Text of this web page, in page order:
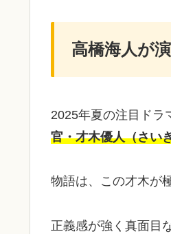
高橋海人が
2025年夏の注目ドラ
官・才木優人（さい
物語は、この才木が
正義感が強く真面目